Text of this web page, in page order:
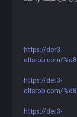
https://der3-
eltsrob.com/
https://der3-
eltsrob.com/
https://der3-